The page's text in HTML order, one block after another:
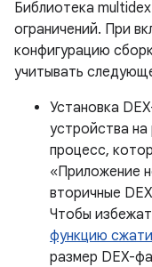
Библиотека
ограничений. При
конфигурацию
учитывать
Установка
устройства
процесс,
«Приложение
вторичные
Чтобы
функцию
размер DEX-